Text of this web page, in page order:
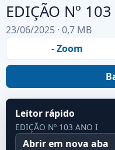
EDIÇÃO Nº
23/06/2025 · 0,7 MB
- Zoom
Leitor rápido
EDIÇÃO Nº 103 ANO I
Abrir em nova aba